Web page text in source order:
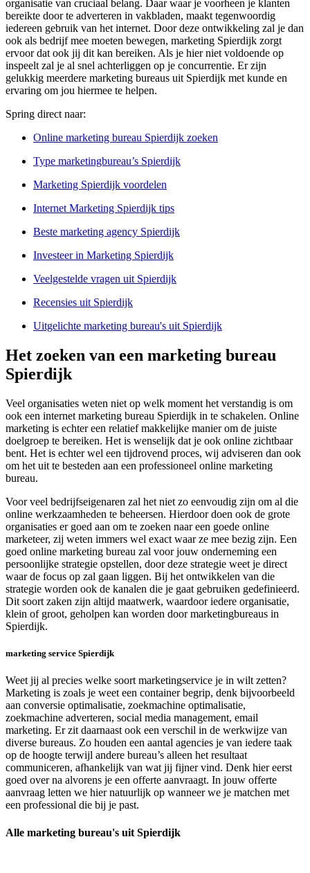
organisatie van cruciaal belang. Daar waar je voorheen je klanten
bereikte door te adverteren in vakbladen, maakt tegenwoordig
iedereen gebruik van het internet. Door deze ontwikkeling zal je dan
ook als bedrijf mee moeten bewegen, marketing Spierdijk zorgt
ervoor dat ook jij dit kan bereiken. Als je hier niet voldoende op
inspeelt zal je al snel achterliggen op je concurrentie. Er zijn
gelukkig meerdere marketing bureaus uit Spierdijk met kunde en
ervaring om jou hiermee te helpen.
Spring direct naar:
Online marketing bureau Spierdijk zoeken
Type marketingbureau’s Spierdijk
Marketing Spierdijk voordelen
Internet Marketing Spierdijk tips
Beste marketing agency Spierdijk
Investeer in Marketing Spierdijk
Veelgestelde vragen uit Spierdijk
Recensies uit Spierdijk
Uitgelichte marketing bureau's uit Spierdijk
Het zoeken van een marketing bureau
Spierdijk
Veel organisaties weten niet op welk moment het verstandig is om
ook een internet marketing bureau Spierdijk in te schakelen. Online
marketing is echter een relatief makkelijke manier om de juiste
doelgroep te bereiken. Het is wenselijk dat je ook online zichtbaar
bent. Het is echter wel een tijdrovend proces, wij adviseren dan ook
om het uit te besteden aan een professioneel online marketing
bureau.
Voor veel bedrijfseigenaren zal het niet zo eenvoudig zijn om al die
online werkzaamheden te beheersen. Hierdoor doen ook de grote
organisaties er goed aan om te zoeken naar een goede online
marketeer, zij weten immers wel exact waar ze mee bezig zijn. Een
goed online marketing bureau zal voor jouw onderneming een
persoonlijke strategie opstellen, door deze strategie weet je direct
waar de focus op zal gaan liggen. Bij het ontwikkelen van die
strategie worden ook de kanalen die je gaat gebruiken gedefinieerd.
Dit soort zaken zijn altijd maatwerk, waardoor iedere organisatie,
klein of groot, geholpen kan worden door marketingbureaus in
Spierdijk.
marketing service Spierdijk
Weet jij al precies welke soort marketingservice je in wilt zetten?
Marketing is zoals je weet een container begrip, denk bijvoorbeeld
aan conversie optimalisatie, zoekmachine optimalisatie,
zoekmachine adverteren, social media management, email
marketing. Er zit daarnaast ook een verschil in de werkwijze van
diverse bureaus. Zo houden een aantal agencies je van iedere taak
op de hoogte terwijl andere bureau’s alleen het resultaat
communiceren, afhankelijk van wat jij fijner vind. Denk hier eerst
goed over na alvorens je een offerte aanvraagt. In jouw offerte
aanvraag letten we hier natuurlijk op wanneer we je matchen met
een professional die bij je past.
Alle marketing bureau's uit Spierdijk